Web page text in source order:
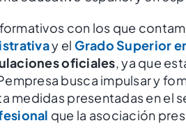
con los que
y el Grado Superior
oficiales, ya que
busca impulsar y
medidas presentadas en el
que la asociación